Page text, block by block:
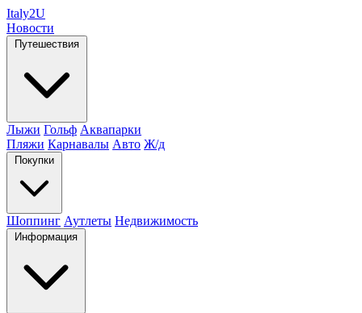
Italy2U
Новости
Путешествия
Лыжи Гольф Аквапарки
Пляжи Карнавалы Авто Ж/д
Покупки
Шоппинг Аутлеты Недвижимость
Информация